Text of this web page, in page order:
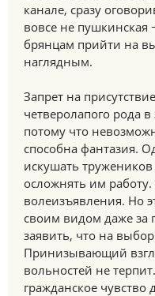
канале, сразу
вовсе не пушкинская
брянцам прийти на
наглядным.
Запрет на
четверолапого рода
потому что
способна фантазия.
искушать
осложнять им работу.
волеизъявления. Но
своим видом даже за
заявить, что на
Принизывающий
вольностей не
гражданское чувство